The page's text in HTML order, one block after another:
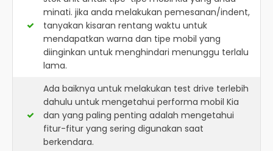
minati. jika anda melakukan pemesanan/indent,
tanyakan kisaran rentang waktu untuk
mendapatkan warna dan tipe mobil yang
diinginkan untuk menghindari menunggu terlalu
lama.
Ada baiknya untuk melakukan test drive terlebih
dahulu untuk mengetahui performa mobil Kia
dan yang paling penting adalah mengetahui
fitur-fitur yang sering digunakan saat
berkendara.